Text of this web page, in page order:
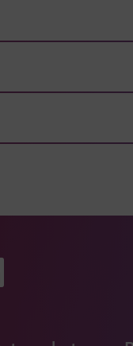
Seite
Xing
Zu